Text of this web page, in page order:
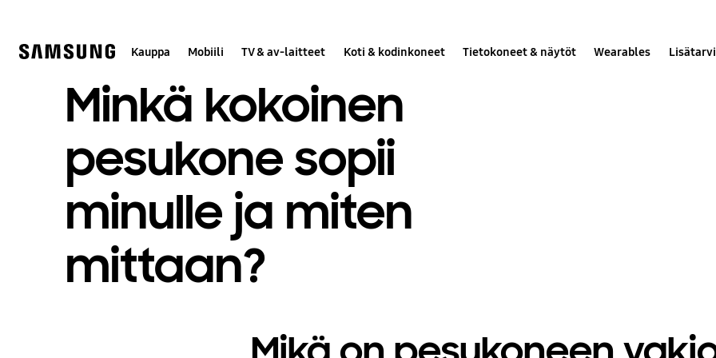
Kauppa Mobiili TV & av-laitteet Koti & kodinkoneet Tietokoneet & näytöt Wearables
Minkä kokoinen
pesukone sopii
minulle ja miten
mittaan?